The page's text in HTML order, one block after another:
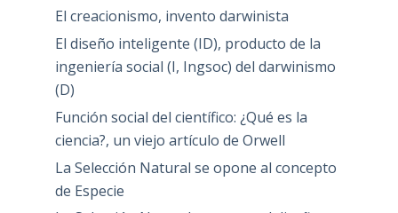
El creacionismo, invento darwinista
El diseño inteligente (ID), producto de la
ingeniería social (I, Ingsoc) del darwinismo
(D)
Función social del científico: ¿Qué es la
ciencia?, un viejo artículo de Orwell
La Selección Natural se opone al concepto
de Especie